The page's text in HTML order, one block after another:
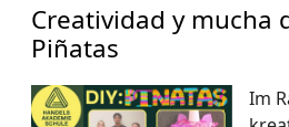
Creatividad y mucha
Piñatas
Im